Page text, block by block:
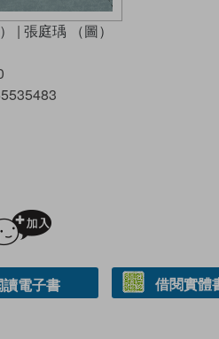
| 張庭瑀 （圖）
讀電子書 借閱實體